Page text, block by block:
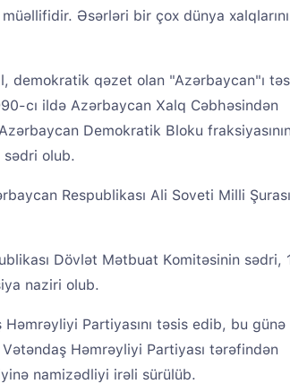
Əsərləri bir çox dünya
demokratik qəzet olan "Azərbaycan"ı
cı ildə Azərbaycan Xalq Cəbhəsindən
Demokratik Bloku
sədri olub.
Respublikası Ali Soveti Milli
Dövlət Mətbuat Komitəsinin sədri,
naziri olub.
Partiyasını təsis edib, bu günə
Həmrəyliyi Partiyası tərəfindən
namizədliyi irəli sürülüb.